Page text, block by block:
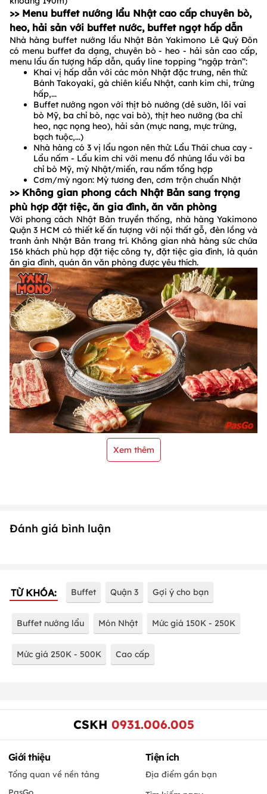
>> Menu buffet nướng lẩu Nhật cao cấp chuyên bò,
heo, hải sản với buffet nước, buffet ngọt hấp dẫn
Nhà hàng buffet nướng lẩu Nhật Bản Yakimono Lê Quý Đôn
có menu buffet đa dạng, chuyên bò - heo - hải sản cao cấp,
menu lẩu ấn tượng hấp dẫn, quầy line topping “ngập tràn”:
Khai vị hấp dẫn với các món Nhật đặc trưng, nên thử:
Bánh Takoyaki, gà chiên kiểu Nhật, canh kim chi, trứng
hấp,...
Buffet nướng ngon với thịt bò nướng (dẻ sườn, lõi vai
bò Mỹ, ba chỉ bò, nạc vai bò), thịt heo nướng (ba chỉ
heo, nạc nọng heo), hải sản (mực nang, mực trứng,
bạch tuộc,...)
Nhà hàng có 3 vị lẩu ngon nên thử: Lẩu Thái chua cay -
Lẩu nấm - Lẩu kim chi với menu đồ nhúng lẩu với ba
chỉ bò Mỹ, mỳ Nhật/miến, rau nấm tổng hợp
Cơm/mỳ ngon: Mỳ tương đen, cơm trộn chuẩn Nhật
>> Không gian phong cách Nhật Bản sang trọng
phù hợp đặt tiệc, ăn gia đình, ăn văn phòng
Với phong cách Nhật Bản truyền thống, nhà hàng Yakimono
Quận 3 HCM có thiết kế ấn tượng với nội thất gỗ, đèn lồng và
tranh ảnh Nhật Bản trang trí. Không gian nhà hàng sức chứa
156 khách phù hợp đặt tiệc công ty, đặt tiệc gia đình, là quán
ăn gia đình, quán ăn văn phòng được yêu thích.
Xem thêm
Đánh giá bình luận
TỪ KHÓA: Buffet Quận 3 Gợi ý cho bạn
Buffet nướng lẩu Món Nhật Mức giá 150K - 250K
Mức giá 250K - 500K Cao cấp
CSKH 0931.006.005
Giới thiệu
Tổng quan về nền tảng
Tiện ích
Địa điểm gần bạn